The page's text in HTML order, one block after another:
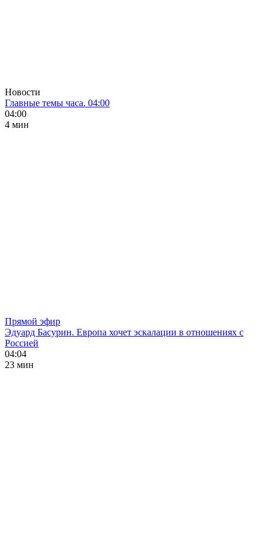
Новости
Главные темы часа. 04:00
04:00
4 мин
Прямой эфир
Эдуард Басурин. Европа хочет эскалации в отношениях с
Россией
04:04
23 мин